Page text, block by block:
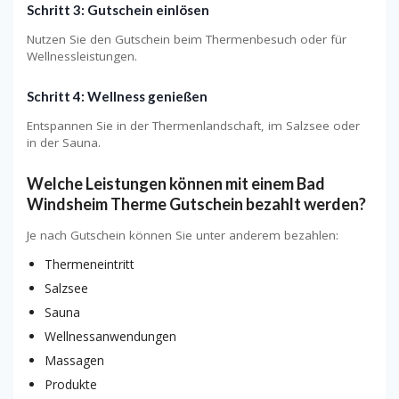
Schritt 3: Gutschein einlösen
Nutzen Sie den Gutschein beim Thermenbesuch oder für
Wellnessleistungen.
Schritt 4: Wellness genießen
Entspannen Sie in der Thermenlandschaft, im Salzsee oder
in der Sauna.
Welche Leistungen können mit einem Bad
Windsheim Therme Gutschein bezahlt werden?
Je nach Gutschein können Sie unter anderem bezahlen:
Thermeneintritt
Salzsee
Sauna
Wellnessanwendungen
Massagen
Produkte